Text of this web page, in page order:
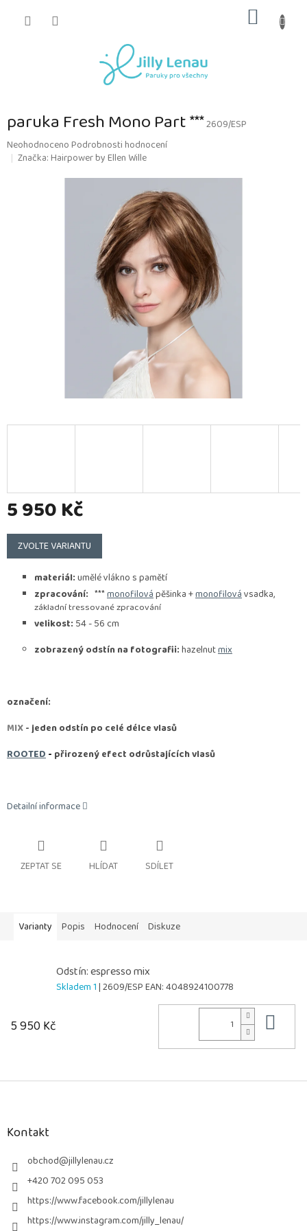
KOŠÍK
paruka Fresh Mono Part ***2609/ESP
Průměrné
hodnocení
NeohodnocenoPodrobnosti hodnocení
Značka:Hairpower by Ellen Wille
5 950 Kč
Měrná
cena:
ZVOLTE VARIANTU
materiál:umělé vlákno s pamětí
zpracování: ***monofilovápěšinka +monofilovávsadka,
základní tressované zpracování
velikost: 54 - 56 cm
zobrazený odstín na fotografii:hazelnutmix
označení:
MIX- jeden odstín po celé délce vlasů
ROOTED- přirozený efect odrůstajících vlasů
Detailní informace
ZEPTAT SE HLÍDAT SDÍLET
Varianty Popis Hodnocení Diskuze
Odstín: espresso mix
Skladem 1| 2609/ESPEAN:4048924100778
5 950 Kč
Z
Kontakt
obchod@jillylenau.cz
+420 702 095 053
https://www.facebook.com/jillylenau
https://www.instagram.com/jilly_lenau/